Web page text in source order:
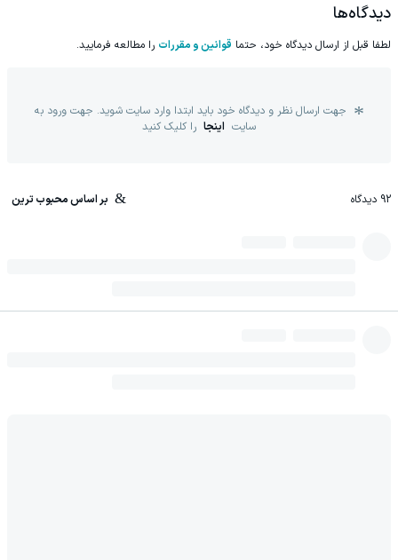
دیدگاه‌ها
لطفا قبل از ارسال دیدگاه خود، حتما قوانین و مقررات را مطالعه فرمایید.
جهت ارسال نظر و دیدگاه خود باید ابتدا وارد سایت شوید. جهت ورود به
سایت اینجا را کلیک کنید
92 دیدگاه بر اساس محبوب ترین